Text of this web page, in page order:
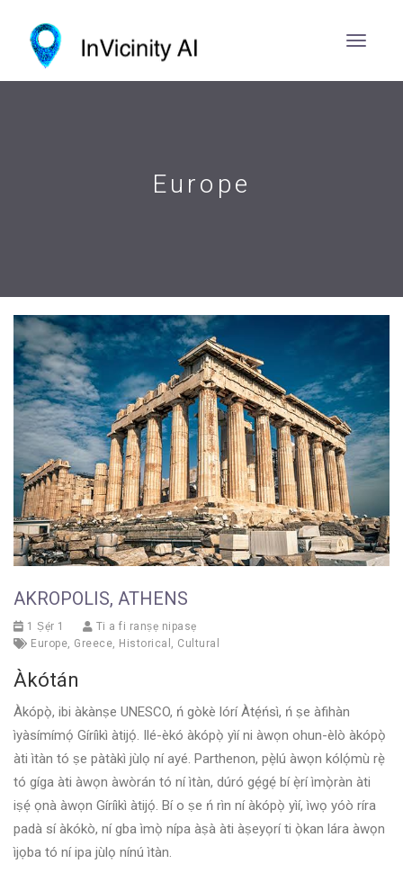
Europe
AKROPOLIS, ATHENS
1 Ṣẹ́r 1
Ti a fi ranṣẹ nipasẹ
Europe Greece Historical Cultural
Àkótán
Àkópọ̀, ibi àkànṣe UNESCO, ń gòkè lórí Àtẹ́ńsì, ń ṣe àfihàn
ìyàsímímọ́ Gíríìkì àtijọ́. Ilé-èkó àkópọ̀ yìí ni àwọn ohun-èlò àkópọ̀
àti ìtàn tó ṣe pàtàkì jùlọ ní ayé. Parthenon, pẹ̀lú àwọn kólọ́mù rẹ̀
tó gíga àti àwọn àwòrán tó ní ìtàn, dúró gẹ́gẹ́ bí ẹ̀rí ìmọ̀ràn àti
iṣẹ́ ọnà àwọn Gíríìkì àtijọ́. Bí o ṣe ń rìn ní àkópọ̀ yìí, ìwọ yóò ríra
padà sí àkókò, ní gba ìmọ̀ nípa àṣà àti àṣeyọrí ti ọ̀kan lára àwọn
ìjọba tó ní ipa jùlọ nínú ìtàn.